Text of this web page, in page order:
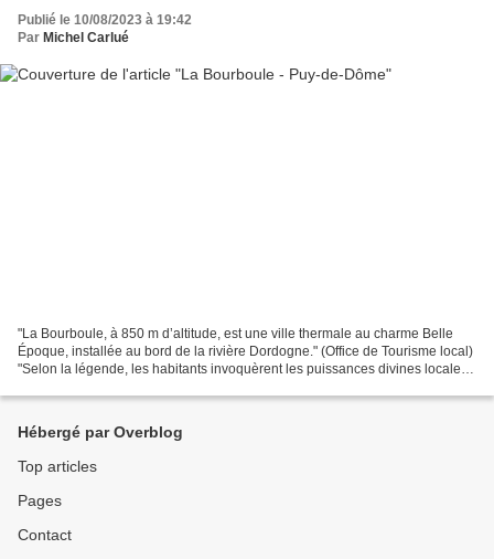
Publié le 10/08/2023 à 19:42
Par Michel Carlué
"La Bourboule, à 850 m d’altitude, est une ville thermale au charme Belle
Époque, installée au bord de la rivière Dordogne." (Office de Tourisme local)
"Selon la légende, les habitants invoquèrent les puissances divines locales :
Hébergé par Overblog
Top articles
Pages
Contact